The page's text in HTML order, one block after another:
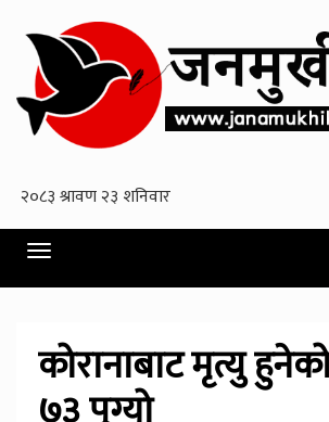
Toggle
navigation
कोरानाबाट मृत्यु